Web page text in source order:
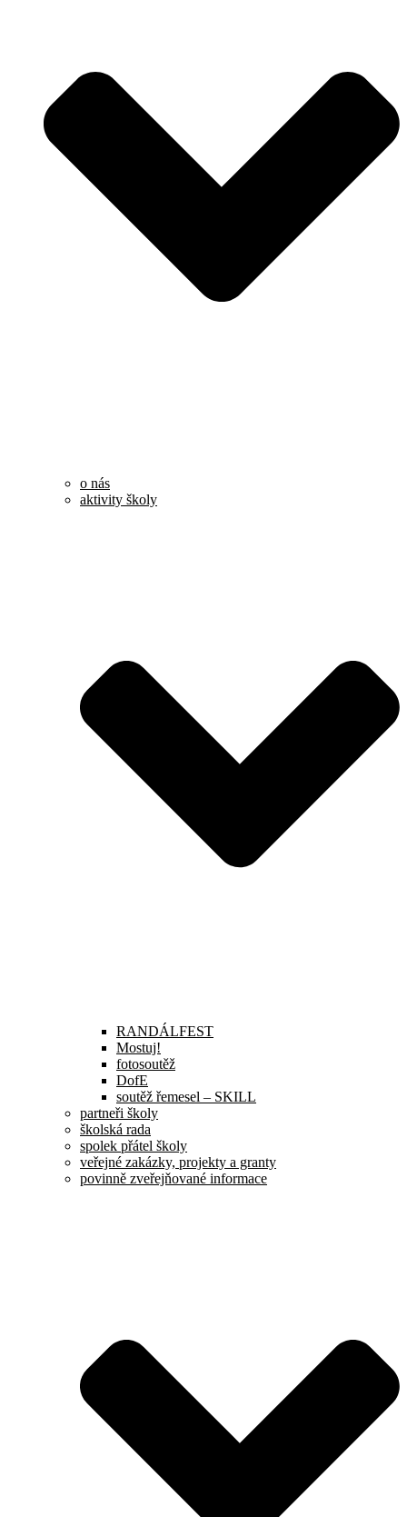
o nás
aktivity školy
RANDÁLFEST
Mostuj!
fotosoutěž
DofE
soutěž řemesel – SKILL
partneři školy
školská rada
spolek přátel školy
veřejné zakázky, projekty a granty
povinně zveřejňované informace